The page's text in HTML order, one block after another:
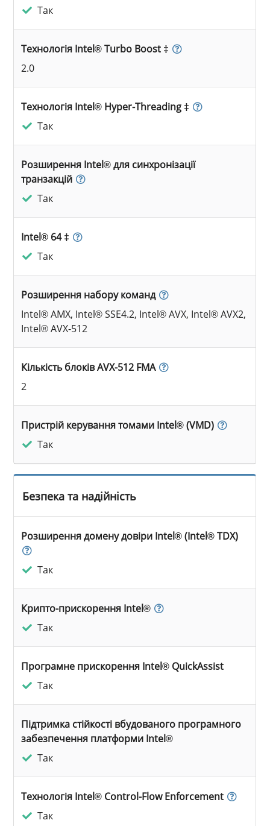
Так
Технологія Intel® Turbo Boost ‡
2.0
Технологія Intel® Hyper-Threading ‡
Так
Розширення Intel® для синхронізації
транзакцій
Так
Intel® 64 ‡
Так
Розширення набору команд
Intel® AMX, Intel® SSE4.2, Intel® AVX, Intel® AVX2,
Intel® AVX-512
Кількість блоків AVX-512 FMA
2
Пристрій керування томами Intel® (VMD)
Так
Безпека та надійність
Розширення домену довіри Intel® (Intel® TDX)
Так
Крипто-прискорення Intel®
Так
Програмне прискорення Intel® QuickAssist
Так
Підтримка стійкості вбудованого програмного
забезпечення платформи Intel®
Так
Технологія Intel® Control-Flow Enforcement
Так